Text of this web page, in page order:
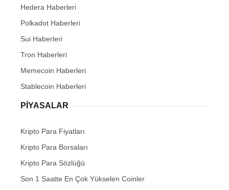
Hedera Haberleri
Polkadot Haberleri
Sui Haberleri
Tron Haberleri
Memecoin Haberleri
Stablecoin Haberleri
PIYASALAR
Kripto Para Fiyatları
Kripto Para Borsaları
Kripto Para Sözlüğü
Son 1 Saatte En Çok Yükselen Coinler